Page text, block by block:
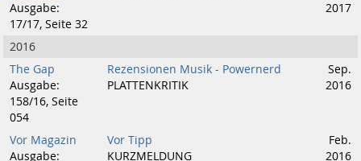
Ausgabe:
17/17, Seite 32
2017
2016
The Gap
Ausgabe:
158/16, Seite
054
Rezensionen Musik - Powernerd
PLATTENKRITIK
Sep.
2016
Vor Magazin
Ausgabe:
Vor Tipp
KURZMELDUNG
Feb.
2016